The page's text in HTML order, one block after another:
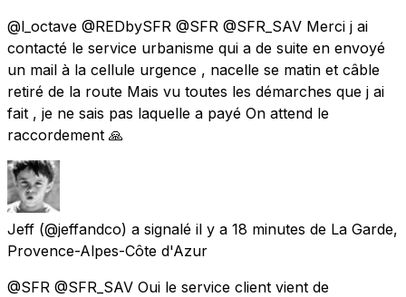
@l_octave @REDbySFR @SFR @SFR_SAV Merci j ai
contacté le service urbanisme qui a de suite en envoyé
un mail à la cellule urgence , nacelle se matin et câble
retiré de la route Mais vu toutes les démarches que j ai
fait , je ne sais pas laquelle a payé On attend le
raccordement 🙏
Jeff (@jeffandco) a signalé il y a 18 minutes de La Garde,
Provence-Alpes-Côte d'Azur
@SFR @SFR_SAV Oui le service client vient de